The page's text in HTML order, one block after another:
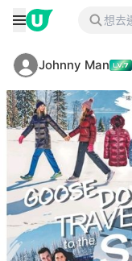
Johnny Man